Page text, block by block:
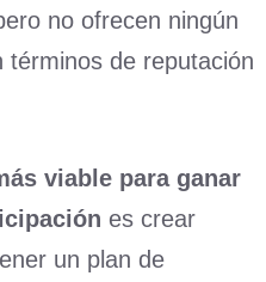
no ofrecen ningún
términos de reputación
viable para ganar
es crear
un plan de